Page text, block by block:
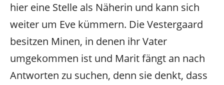
hier eine Stelle als Näherin und kann sich
weiter um Eve kümmern. Die Vestergaard
besitzen Minen, in denen ihr Vater
umgekommen ist und Marit fängt an nach
Antworten zu suchen, denn sie denkt, dass